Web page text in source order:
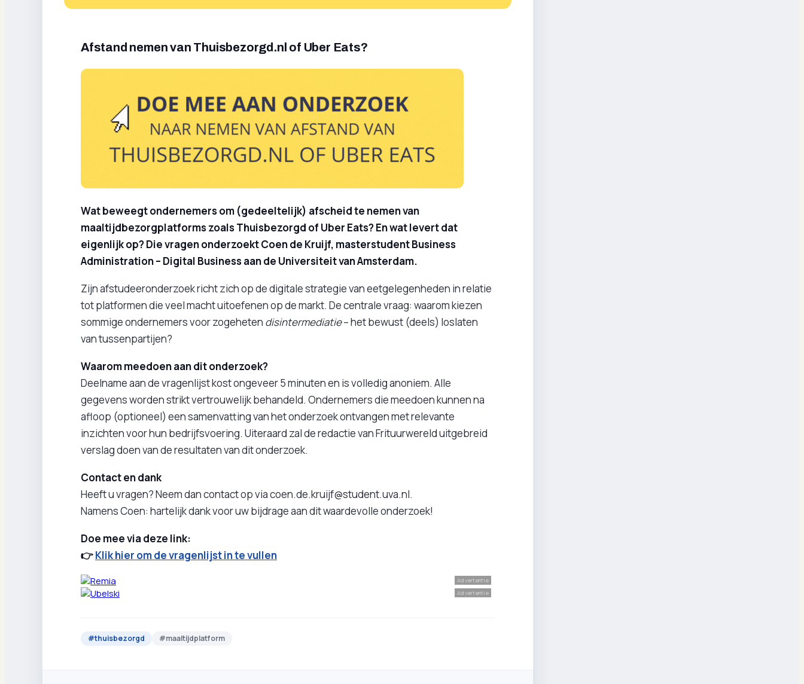
Afstand nemen van Thuisbezorgd.nl of Uber Eats?
Wat beweegt ondernemers om (gedeeltelijk) afscheid te nemen van
maaltijdbezorgplatforms zoals Thuisbezorgd of Uber Eats? En wat levert dat
eigenlijk op? Die vragen onderzoekt Coen de Kruijf, masterstudent Business
Administration – Digital Business aan de Universiteit van Amsterdam.
Zijn afstudeeronderzoek richt zich op de digitale strategie van eetgelegenheden in relatie
tot platformen die veel macht uitoefenen op de markt. De centrale vraag: waarom kiezen
sommige ondernemers voor zogeheten disintermediatie– het bewust (deels) loslaten
van tussenpartijen?
Waarom meedoen aan dit onderzoek?
Deelname aan de vragenlijst kost ongeveer 5 minuten en is volledig anoniem. Alle
gegevens worden strikt vertrouwelijk behandeld. Ondernemers die meedoen kunnen na
afloop (optioneel) een samenvatting van het onderzoek ontvangen met relevante
inzichten voor hun bedrijfsvoering. Uiteraard zal de redactie van Frituurwereld uitgebreid
verslag doen van de resultaten van dit onderzoek.
Contact en dank
Heeft u vragen? Neem dan contact op via coen.de.kruijf@student.uva.nl.
Namens Coen: hartelijk dank voor uw bijdrage aan dit waardevolle onderzoek!
Doe mee via deze link:
👉Klik hier om de vragenlijst in te vullen
Advertentie
Advertentie
#thuisbezorgd #maaltijdplatform